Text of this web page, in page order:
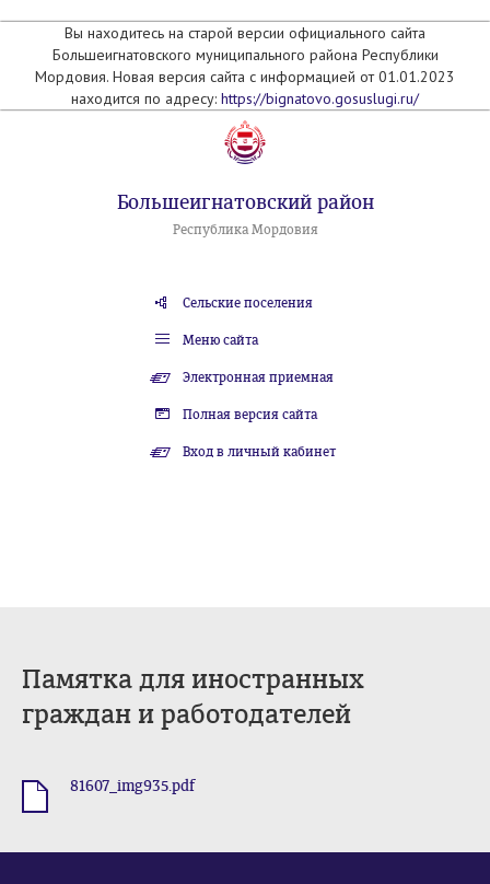
Вы находитесь на старой версии официального сайта
Большеигнатовского муниципального района Республики
Мордовия. Новая версия сайта с информацией от 01.01.2023
находится по адресу: https://bignatovo.gosuslugi.ru/
Большеигнатовский район
Республика Мордовия
Сельские поселения
Меню сайта
Электронная приемная
Полная версия сайта
Вход в личный кабинет
Памятка для иностранных
граждан и работодателей
81607_img935.pdf